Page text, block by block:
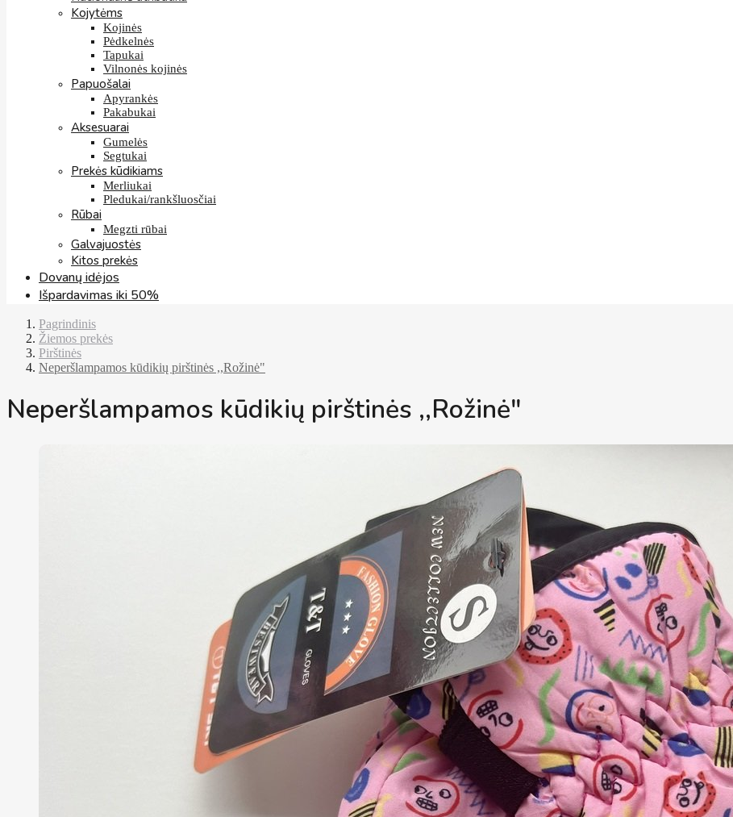
Kojytėms
Kojinės
Pėdkelnės
Tapukai
Vilnonės kojinės
Papuošalai
Apyrankės
Pakabukai
Aksesuarai
Gumelės
Segtukai
Prekės kūdikiams
Merliukai
Pledukai/rankšluosčiai
Rūbai
Megzti rūbai
Galvajuostės
Kitos prekės
Dovanų idėjos
Išpardavimas iki 50%
Pagrindinis
Žiemos prekės
Pirštinės
Neperšlampamos kūdikių pirštinės ,,Rožinė"
Neperšlampamos kūdikių pirštinės ,,Rožinė"